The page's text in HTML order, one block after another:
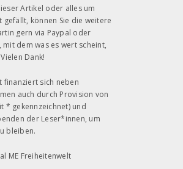
Artikel oder alles um
gefällt, können Sie die weitere
gern via Paypal oder
mit dem was es wert scheint,
Dank!
finanziert sich neben
auch durch Provision von
* gekennzeichnet) und
der Leser*innen, um
bleiben.
ME Freiheitenwelt